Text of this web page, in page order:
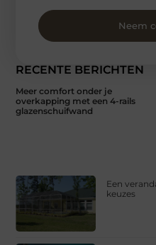
RECENTE BERICHTEN
Meer comfort onder je
overkapping met een 4-rails
glazenschuifwand
Een
keuzes
Neem